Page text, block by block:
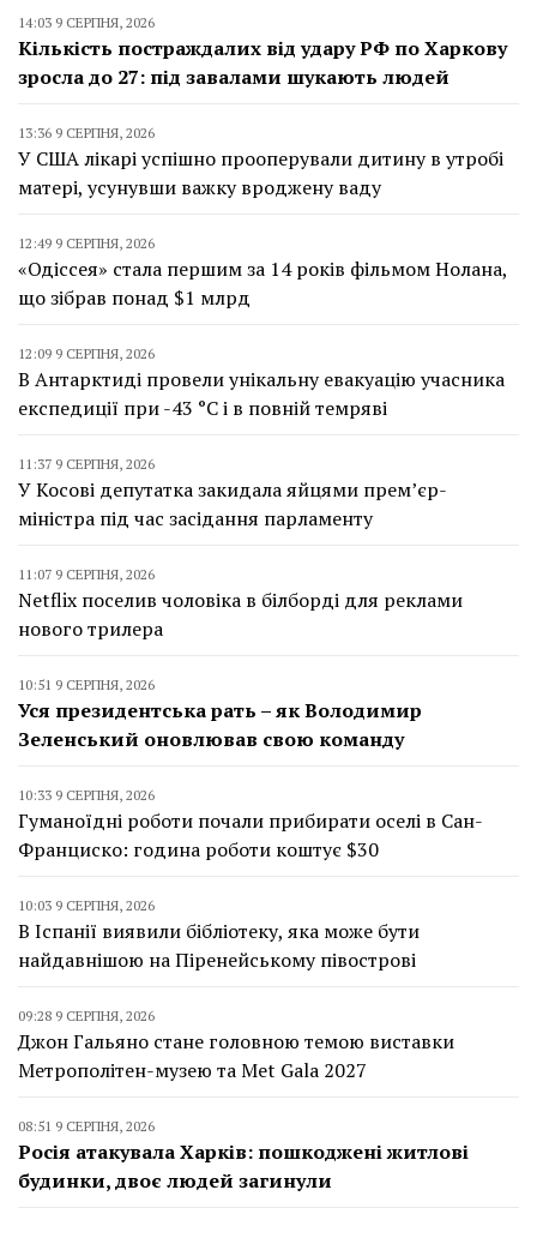
14:03 9 СЕРПНЯ, 2026
Кількість постраждалих від удару РФ по Харкову
зросла до 27: під завалами шукають людей
13:36 9 СЕРПНЯ, 2026
У США лікарі успішно прооперували дитину в утробі
матері, усунувши важку вроджену ваду
12:49 9 СЕРПНЯ, 2026
«Одіссея» стала першим за 14 років фільмом Нолана,
що зібрав понад $1 млрд
12:09 9 СЕРПНЯ, 2026
В Антарктиді провели унікальну евакуацію учасника
експедиції при -43 °C і в повній темряві
11:37 9 СЕРПНЯ, 2026
У Косові депутатка закидала яйцями прем’єр-
міністра під час засідання парламенту
11:07 9 СЕРПНЯ, 2026
Netflix поселив чоловіка в білборді для реклами
нового трилера
10:51 9 СЕРПНЯ, 2026
Уся президентська рать – як Володимир
Зеленський оновлював свою команду
10:33 9 СЕРПНЯ, 2026
Гуманоїдні роботи почали прибирати оселі в Сан-
Франциско: година роботи коштує $30
10:03 9 СЕРПНЯ, 2026
В Іспанії виявили бібліотеку, яка може бути
найдавнішою на Піренейському півострові
09:28 9 СЕРПНЯ, 2026
Джон Гальяно стане головною темою виставки
Метрополітен-музею та Met Gala 2027
08:51 9 СЕРПНЯ, 2026
Росія атакувала Харків: пошкоджені житлові
будинки, двоє людей загинули